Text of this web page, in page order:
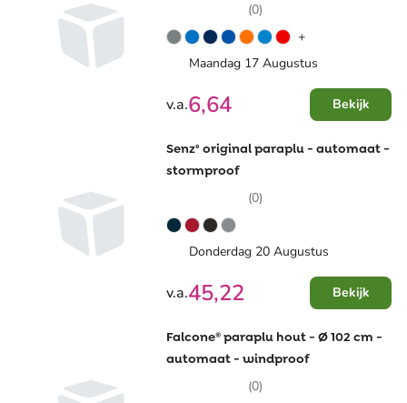
(0)
+
Maandag 17 Augustus
v.a.6,64 Bekijk
Senz° original paraplu - automaat -
stormproof
(0)
Donderdag 20 Augustus
v.a.45,22 Bekijk
Falcone® paraplu hout - Ø 102 cm -
automaat - windproof
(0)